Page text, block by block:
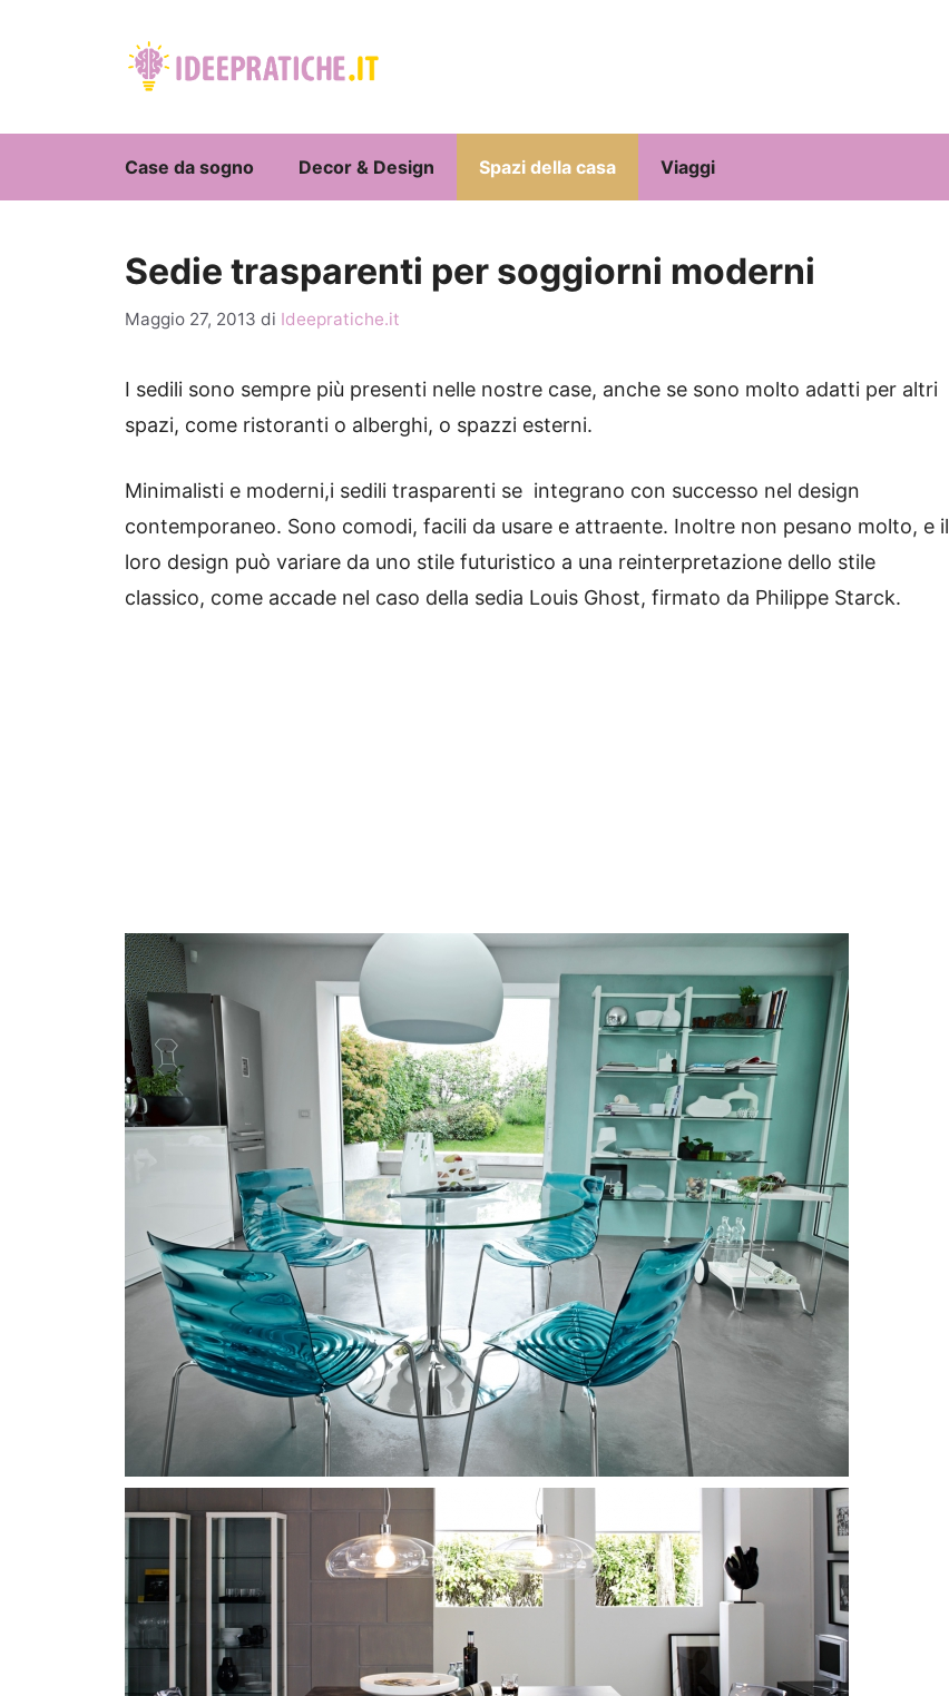
Case da sogno Decor & Design Spazi della casa Viaggi
Sedie trasparenti per soggiorni moderni
Maggio 27, 2013 di Ideepratiche.it
I sedili sono sempre più presenti nelle nostre case, anche se sono molto adatti per altri
spazi, come ristoranti o alberghi, o spazzi esterni.
Minimalisti e moderni,i sedili trasparenti se integrano con successo nel design
contemporaneo. Sono comodi, facili da usare e attraente. Inoltre non pesano molto, e il
loro design può variare da uno stile futuristico a una reinterpretazione dello stile
classico, come accade nel caso della sedia Louis Ghost, firmato da Philippe Starck.